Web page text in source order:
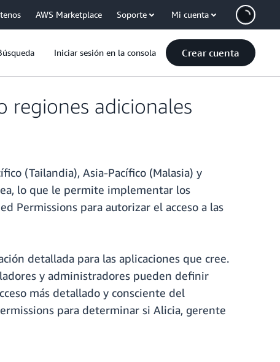
AWS Marketplace Soporte Mi cuenta
Iniciar sesión en la consola Crear cuenta
regiones adicionales
(Tailandia), Asia-Pacífico (Malasia) y
lo que le permite implementar los
Permissions para autorizar el acceso a las
detallada para las aplicaciones que cree.
y administradores pueden definir
más detallado y consciente del
para determinar si Alicia, gerente